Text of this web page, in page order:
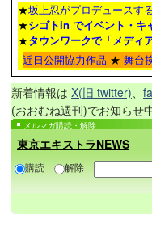
★坂上忍がプロデュースす
★シゴトin でイベント・キ
★タウンワークで「メディ
近日公開協力作品 ★ 舞台
新着情報は X(旧 twitter)、
(おおむね週刊)でお知らせ
メルマガ購読・解除
東京エキストラNEWS
購読 解除